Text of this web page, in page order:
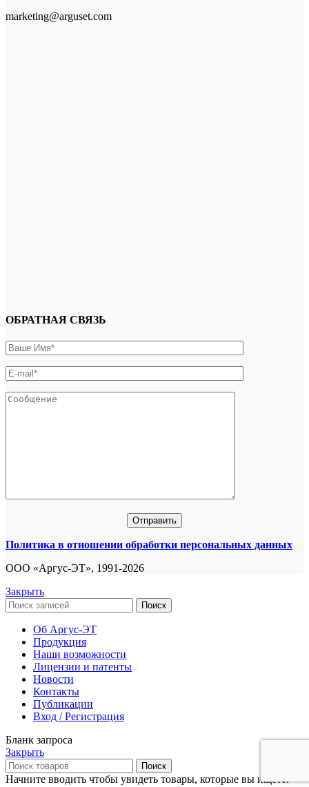
marketing@arguset.com
ОБРАТНАЯ СВЯЗЬ
Политика в отношении обработки персональных данных
ООО «Аргус-ЭТ», 1991-2026
Закрыть
Поиск
Об Аргус-ЭТ
Продукция
Наши возможности
Лицензии и патенты
Новости
Контакты
Публикации
Вход / Регистрация
Бланк запроса
Закрыть
Поиск
Начните вводить чтобы увидеть товары, которые вы ищете.